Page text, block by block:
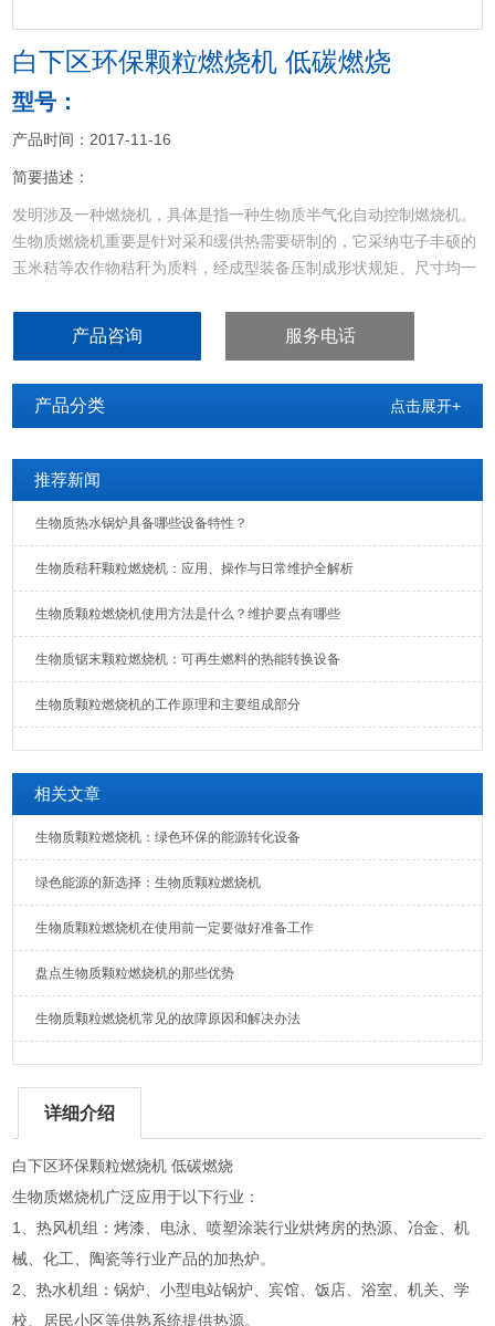
白下区环保颗粒燃烧机 低碳燃烧
型号：
产品时间：2017-11-16
简要描述：
发明涉及一种燃烧机，具体是指一种生物质半气化自动控制燃烧机。
生物质燃烧机重要是针对采和缓供热需要研制的，它采纳屯子丰硕的
玉米秸等农作物秸秆为质料，经成型装备压制成形状规矩、尺寸均一
白下区环保颗粒燃烧机 低碳燃烧
产品咨询 服务电话
产品分类 点击展开+
推荐新闻
生物质热水锅炉具备哪些设备特性？
生物质秸秆颗粒燃烧机：应用、操作与日常维护全解析
生物质颗粒燃烧机使用方法是什么？维护要点有哪些
生物质锯末颗粒燃烧机：可再生燃料的热能转换设备
生物质颗粒燃烧机的工作原理和主要组成部分
相关文章
生物质颗粒燃烧机：绿色环保的能源转化设备
绿色能源的新选择：生物质颗粒燃烧机
生物质颗粒燃烧机在使用前一定要做好准备工作
盘点生物质颗粒燃烧机的那些优势
生物质颗粒燃烧机常见的故障原因和解决办法
详细介绍
白下区环保颗粒燃烧机 低碳燃烧
生物质燃烧机广泛应用于以下行业：
1、热风机组：烤漆、电泳、喷塑涂装行业烘烤房的热源、冶金、机
械、化工、陶瓷等行业产品的加热炉。
2、热水机组：锅炉、小型电站锅炉、宾馆、饭店、浴室、机关、学
校、居民小区等供熟系统提供热源。